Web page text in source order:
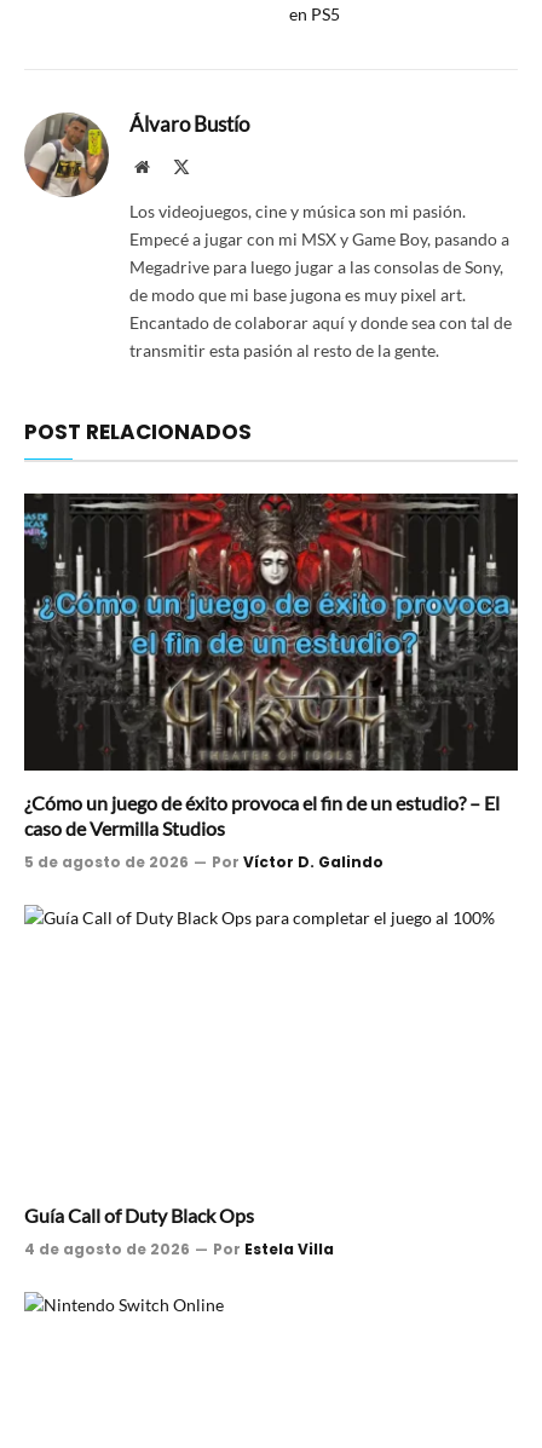
en PS5
Álvaro Bustío
Website
Los videojuegos, cine y música son mi pasión.
Empecé a jugar con mi MSX y Game Boy, pasando a
Megadrive para luego jugar a las consolas de Sony,
de modo que mi base jugona es muy pixel art.
Encantado de colaborar aquí y donde sea con tal de
transmitir esta pasión al resto de la gente.
POST RELACIONADOS
¿Cómo un juego de éxito provoca el fin de un estudio? – El
caso de Vermilla Studios
5 de agosto de 2026 Por Víctor D. Galindo
Guía Call of Duty Black Ops
4 de agosto de 2026 Por Estela Villa